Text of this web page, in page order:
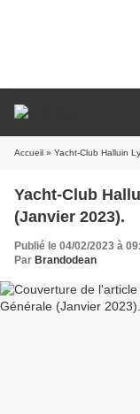
Accueil » Yacht-Club Halluin
Yacht-Club
(Janvier 2023).
Publié le 04/02/2023 à
Par Brandodean